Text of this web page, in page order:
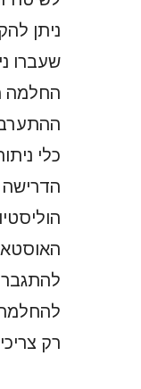
ניתן
שעברו
החלמה
כלי
הדרישה
רק